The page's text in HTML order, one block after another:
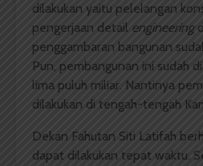
dilakukan yaitu pelelangan
pengerjaan detail engineering
penggambaran bangunan
Pun, pembangunan ini sudah
lima puluh miliar. Nantinya
dilakukan di tengah-tengah
Dekan Fahutan Siti Latifah
dapat dilakukan tepat waktu.